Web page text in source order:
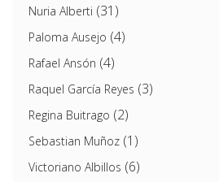
Nuria Alberti (31)
Paloma Ausejo (4)
Rafael Ansón (4)
Raquel García Reyes (3)
Regina Buitrago (2)
Sebastian Muñoz(1)
Victoriano Albillos (6)